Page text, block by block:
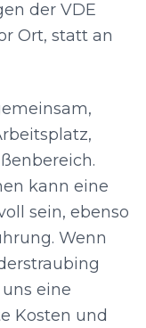
der VDE
Ort, statt an
kann eine
sein, ebenso
Wenn
eine
Kosten und